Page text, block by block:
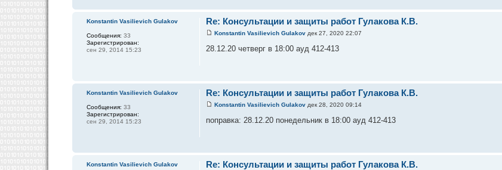
Re: Консультации и защиты работ Гулакова К.В.
Konstantin Vasilievich Gulakov дек 27, 2020 22:07
28.12.20 четверг в 18:00 ауд 412-413
Konstantin Vasilievich Gulakov
Сообщения: 33
Зарегистрирован:
сен 29, 2014 15:23
Re: Консультации и защиты работ Гулакова К.В.
Konstantin Vasilievich Gulakov дек 28, 2020 09:14
поправка: 28.12.20 понедельник в 18:00 ауд 412-413
Konstantin Vasilievich Gulakov
Сообщения: 33
Зарегистрирован:
сен 29, 2014 15:23
Re: Консультации и защиты работ Гулакова К.В.
Konstantin Vasilievich Gulakov